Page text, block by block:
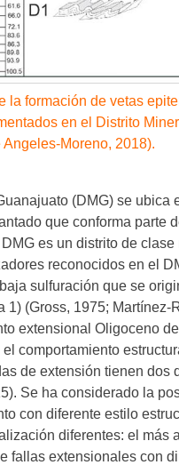
la formación de vetas
en el Distrito
Moreno, 2018).
(DMG) se ubica
que conforma parte
es un distrito de
reconocidos en el
sulfuración que se
1) (Gross, 1975;
extensional Oligoceno
comportamiento
de extensión tienen dos
Se ha considerado la
con diferente estilo
diferentes: el más
fallas extensionales con